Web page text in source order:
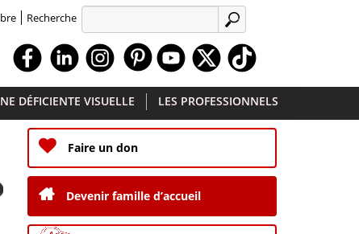
Recherche APPLIQUER
FacebookLinkedin Instagram Youtube
DÉFICIENTE VISUELLE LES PROFESSIONNELS
Faire un don
Devenir famille d’accueil